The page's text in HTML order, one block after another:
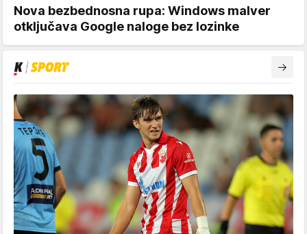
Nova bezbednosna rupa: Windows malver
otključava Google naloge bez lozinke